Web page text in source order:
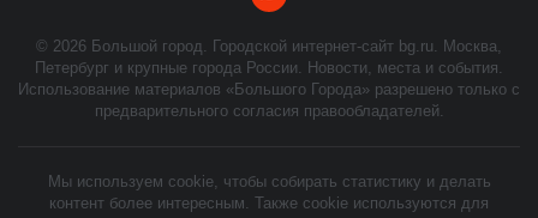
© 2026 Большой город. Городской интернет-сайт bg.ru. Москва,
Петербург и крупные города России. Новости, места и события.
Использование материалов «Большого Города» разрешено только с
предварительного согласия правообладателей.
Мы используем cookie, чтобы собирать статистику и делать
контент более интересным. Также cookie используются для